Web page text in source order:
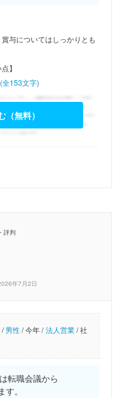
与についてはしっかりとも
】
全153文字)
（無料）
評判
年7月2日
/男性/今年 / 法人営業/社
転職会議から
。